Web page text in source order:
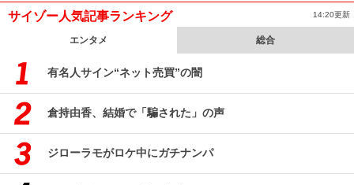
サイゾー人気記事ランキング 14:20更新
エンタメ 総合
有名人サイン“ネット売買”の闇
倉持由香、結婚で「騙された」の声
ジローラモがロケ中にガチナンパ